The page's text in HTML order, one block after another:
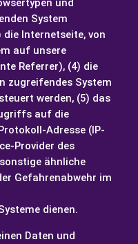
und
System
die Internetseite, von
auf unsere
Referrer), (4) die
zugreifendes System
werden, (5) das
auf die
Adresse (IP-
Provider des
ähnliche
Gefahrenabwehr im
dienen.
Daten und